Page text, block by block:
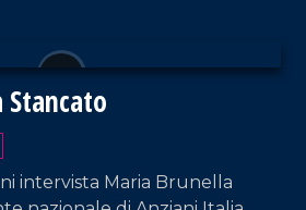
intervista Maria Brunella